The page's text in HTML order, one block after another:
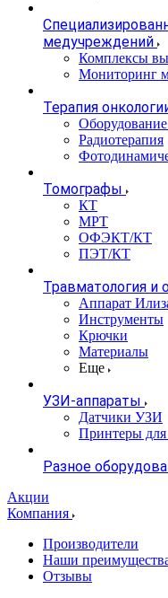
медучреждений
Комплексы
Мониторинг
Терапия
Оборудование
Радиотерапия
Томографы
КТ
МРТ
ОФЭКТ/КТ
ПЭТ/КТ
Травматология и
Аппарат
Инструменты
Крючки
Материалы
Еще
УЗИ-аппараты
Датчики УЗИ
Принтеры
Разное
Акции
Компания
Производители
Наши
Отзывы